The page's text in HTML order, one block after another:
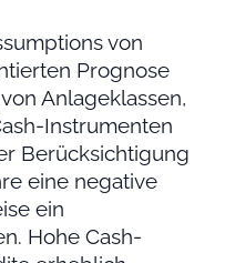
von
Prognose
Anlageklassen,
Instrumenten
Berücksichtigung
eine negative
ein
Hohe Cash-